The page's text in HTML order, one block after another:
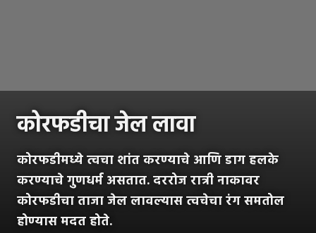
कोरफडीचा जेल लावा
कोरफडीमध्ये त्वचा शांत करण्याचे आणि डाग हलके
करण्याचे गुणधर्म असतात. दररोज रात्री नाकावर
कोरफडीचा ताजा जेल लावल्यास त्वचेचा रंग समतोल
होण्यास मदत होते.